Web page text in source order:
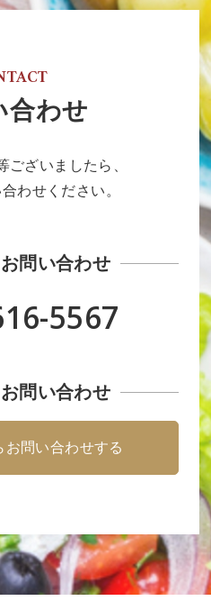
合わせ
ございましたら、
わせください。
問い合わせ
5567
問い合わせ
お問い合わせする